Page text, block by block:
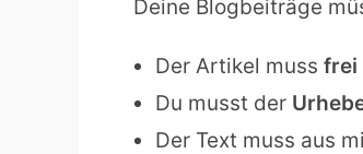
Deine Blogbeiträge
Der Artikel muss frei
Du musst der
Der Text muss aus